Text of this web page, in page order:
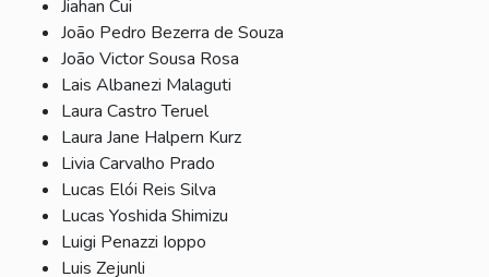
Jiahan Cui
João Pedro Bezerra de Souza
João Victor Sousa Rosa
Lais Albanezi Malaguti
Laura Castro Teruel
Laura Jane Halpern Kurz
Livia Carvalho Prado
Lucas Elói Reis Silva
Lucas Yoshida Shimizu
Luigi Penazzi Ioppo
Luis Zejunli